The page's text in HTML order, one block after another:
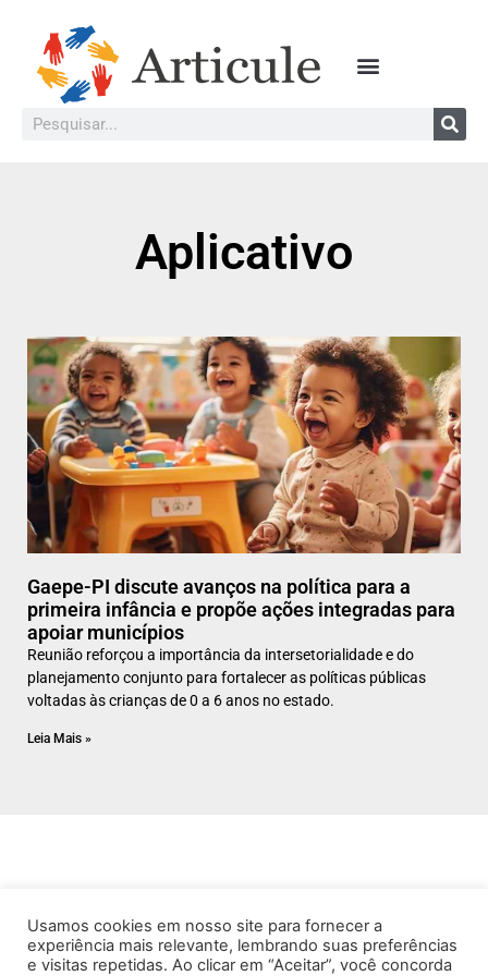
Aplicativo
Gaepe-PI discute avanços na política para a
primeira infância e propõe ações integradas para
apoiar municípios
Reunião reforçou a importância da intersetorialidade e do
planejamento conjunto para fortalecer as políticas públicas
voltadas às crianças de 0 a 6 anos no estado.
Leia Mais »
Usamos cookies em nosso site para fornecer a
experiência mais relevante, lembrando suas preferências
e visitas repetidas. Ao clicar em “Aceitar”, você concorda